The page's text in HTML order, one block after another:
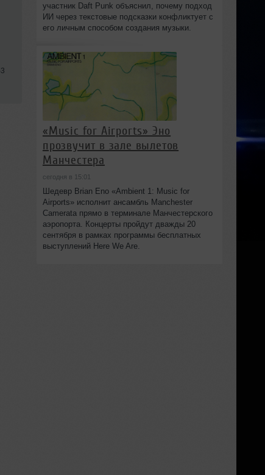
участник Daft Punk объяснил, почему подход
ИИ через текстовые подсказки конфликтует с
его личным способом создания музыки.
«Music for Airports» Эно
прозвучит в зале вылетов
Манчестера
сегодня в 15:01
Шедевр Brian Eno «Ambient 1: Music for
Airports» исполнит ансамбль Manchester
Camerata прямо в терминале Манчестерского
аэропорта. Концерты пройдут дважды 20
сентября в рамках программы бесплатных
выступлений Here We Are.